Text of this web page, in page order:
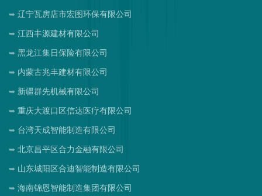
辽宁瓦房店市宏图环保有限公司
江西丰源建材有限公司
黑龙江集日保险有限公司
内蒙古兆丰建材有限公司
新疆群先机械有限公司
重庆大渡口区信达医疗有限公司
台湾天成智能制造有限公司
北京昌平区合力金融有限公司
山东城阳区合迪智能制造有限公司
海南锦恩智能制造集团有限公司